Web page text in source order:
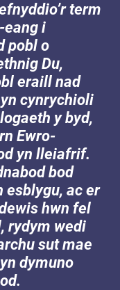
term
i
pobl o
Du,
eraill nad
cynrychioli
y byd,
Ewro-
yn lleiafrif.
bod
esblygu, ac er
hwn fel
rydym wedi
sut mae
dymuno